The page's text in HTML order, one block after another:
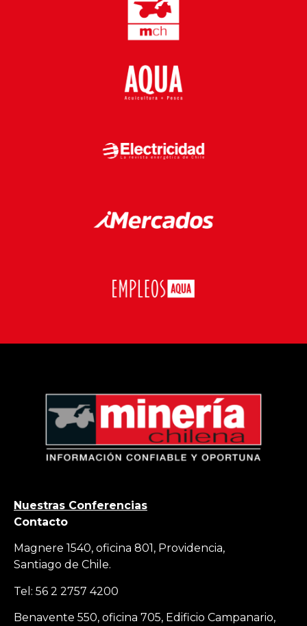
Nuestras Conferencias
Contacto
Magnere 1540, oficina 801, Providencia,
Santiago de Chile.
Tel: 56 2 2757 4200
Benavente 550, oficina 705, Edificio Campanario,